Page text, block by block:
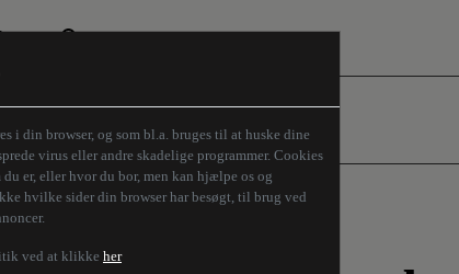
i din browser, og som bl.a. bruges til at huske dine
virus eller andre skadelige programmer. Cookies
er, eller hvor du bor, men kan hjælpe os og
hvilke sider din browser har besøgt, til brug ved
ved at klikke her
Z-aksen